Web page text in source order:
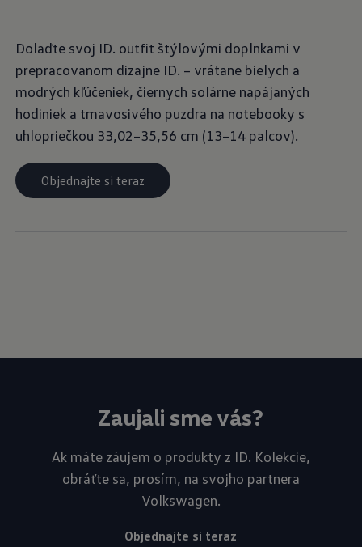
Dolaďte svoj ID. outfit štýlovými doplnkami v
prepracovanom dizajne ID. – vrátane bielych a
modrých kľúčeniek, čiernych solárne napájaných
hodiniek a tmavosivého puzdra na notebooky s
uhlopriečkou 33,02–35,56 cm (13–14 palcov).
Objednajte si teraz
Zaujali sme vás?
Ak máte záujem o produkty z ID. Kolekcie,
obráťte sa, prosím, na svojho partnera
Volkswagen.
Objednajte si teraz